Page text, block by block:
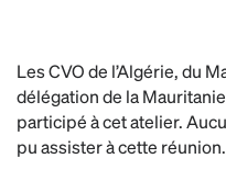
Les CVO de l’Algérie, du
délégation de la
participé à cet atelier.
pu assister à cette réunion.